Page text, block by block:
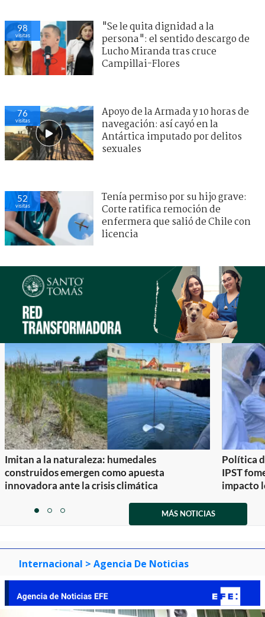
98
visitas
"Se le quita dignidad a la
persona": el sentido descargo de
Lucho Miranda tras cruce
Campillai-Flores
76
visitas
Apoyo de la Armada y 10 horas de
navegación: así cayó en la
Antártica imputado por delitos
sexuales
52
visitas
Tenía permiso por su hijo grave:
Corte ratifica remoción de
enfermera que salió de Chile con
licencia
Imitan a la naturaleza: humedales
construidos emergen como apuesta
innovadora ante la crisis climática
Política
IPST
impacto
itemitemitem
MÁS NOTICIAS
Internacional > Agencia De Noticias